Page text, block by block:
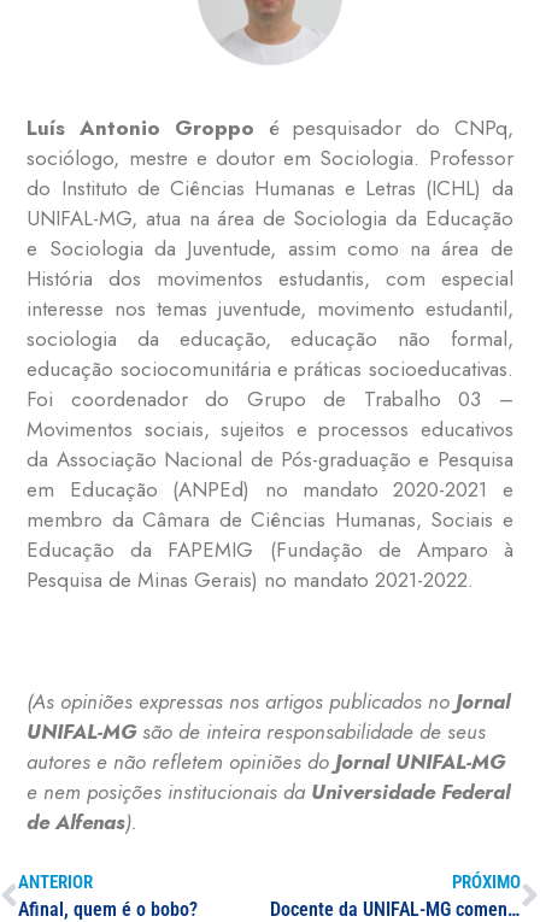
Luís Antonio Groppo é pesquisador do CNPq,
sociólogo, mestre e doutor em Sociologia. Professor
do Instituto de Ciências Humanas e Letras (ICHL) da
UNIFAL-MG, atua na área de Sociologia da Educação
e Sociologia da Juventude, assim como na área de
História dos movimentos estudantis, com especial
interesse nos temas juventude, movimento estudantil,
sociologia da educação, educação não formal,
educação sociocomunitária e práticas socioeducativas.
Foi coordenador do Grupo de Trabalho 03 –
Movimentos sociais, sujeitos e processos educativos
da Associação Nacional de Pós-graduação e Pesquisa
em Educação (ANPEd) no mandato 2020-2021 e
membro da Câmara de Ciências Humanas, Sociais e
Educação da FAPEMIG (Fundação de Amparo à
Pesquisa de Minas Gerais) no mandato 2021-2022.
(As opiniões expressas nos artigos publicados noJornal
UNIFAL-MGsão de inteira responsabilidade de seus
autores e não refletem opiniões doJornal UNIFAL-MG
e nem posições institucionais da Universidade Federal
de Alfenas).
ANTERIOR
Afinal, quem é o bobo?
PRÓXIMO
Docente da UNIFAL-MG comenta expectativa de aumento nas vendas para o Dia das Crianças